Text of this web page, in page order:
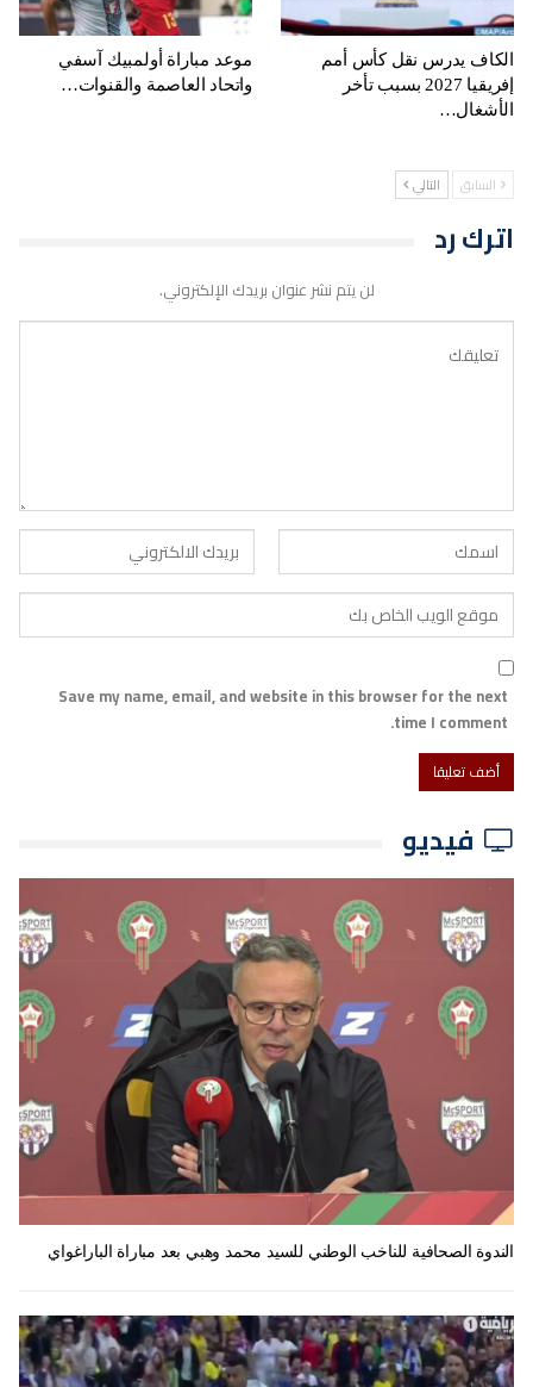
الكاف يدرس نقل كأس أمم
إفريقيا 2027 بسبب تأخر
الأشغال…
موعد مباراة أولمبيك آسفي
واتحاد العاصمة والقنوات…
السابق التالي
اترك رد
لن يتم نشر عنوان بريدك الإلكتروني.
Save my name, email, and website in this browser for the next
time I comment.
فيديو
الندوة الصحافية للناخب الوطني للسيد محمد وهبي بعد مباراة الباراغواي